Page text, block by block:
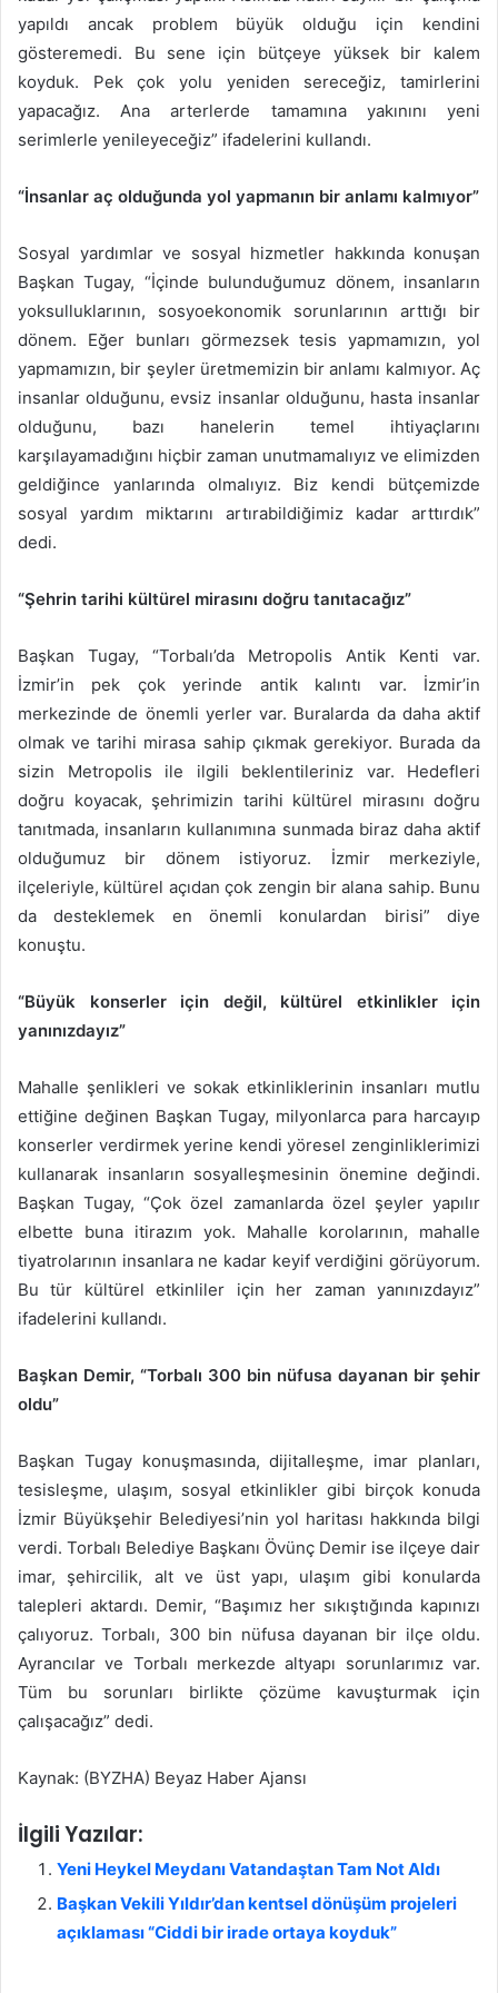
yapıldı ancak problem büyük olduğu için kendini
gösteremedi. Bu sene için bütçeye yüksek bir kalem
koyduk. Pek çok yolu yeniden sereceğiz, tamirlerini
yapacağız. Ana arterlerde tamamına yakınını yeni
serimlerle yenileyeceğiz” ifadelerini kullandı.
“İnsanlar aç olduğunda yol yapmanın bir anlamı kalmıyor”
Sosyal yardımlar ve sosyal hizmetler hakkında konuşan
Başkan Tugay, “İçinde bulunduğumuz dönem, insanların
yoksulluklarının, sosyoekonomik sorunlarının arttığı bir
dönem. Eğer bunları görmezsek tesis yapmamızın, yol
yapmamızın, bir şeyler üretmemizin bir anlamı kalmıyor. Aç
insanlar olduğunu, evsiz insanlar olduğunu, hasta insanlar
olduğunu, bazı hanelerin temel ihtiyaçlarını
karşılayamadığını hiçbir zaman unutmamalıyız ve elimizden
geldiğince yanlarında olmalıyız. Biz kendi bütçemizde
sosyal yardım miktarını artırabildiğimiz kadar arttırdık”
dedi.
“Şehrin tarihi kültürel mirasını doğru tanıtacağız”
Başkan Tugay, “Torbalı’da Metropolis Antik Kenti var.
İzmir’in pek çok yerinde antik kalıntı var. İzmir’in
merkezinde de önemli yerler var. Buralarda da daha aktif
olmak ve tarihi mirasa sahip çıkmak gerekiyor. Burada da
sizin Metropolis ile ilgili beklentileriniz var. Hedefleri
doğru koyacak, şehrimizin tarihi kültürel mirasını doğru
tanıtmada, insanların kullanımına sunmada biraz daha aktif
olduğumuz bir dönem istiyoruz. İzmir merkeziyle,
ilçeleriyle, kültürel açıdan çok zengin bir alana sahip. Bunu
da desteklemek en önemli konulardan birisi” diye
konuştu.
“Büyük konserler için değil, kültürel etkinlikler için
yanınızdayız”
Mahalle şenlikleri ve sokak etkinliklerinin insanları mutlu
ettiğine değinen Başkan Tugay, milyonlarca para harcayıp
konserler verdirmek yerine kendi yöresel zenginliklerimizi
kullanarak insanların sosyalleşmesinin önemine değindi.
Başkan Tugay, “Çok özel zamanlarda özel şeyler yapılır
elbette buna itirazım yok. Mahalle korolarının, mahalle
tiyatrolarının insanlara ne kadar keyif verdiğini görüyorum.
Bu tür kültürel etkinliler için her zaman yanınızdayız”
ifadelerini kullandı.
Başkan Demir, “Torbalı 300 bin nüfusa dayanan bir şehir
oldu”
Başkan Tugay konuşmasında, dijitalleşme, imar planları,
tesisleşme, ulaşım, sosyal etkinlikler gibi birçok konuda
İzmir Büyükşehir Belediyesi’nin yol haritası hakkında bilgi
verdi. Torbalı Belediye Başkanı Övünç Demir ise ilçeye dair
imar, şehircilik, alt ve üst yapı, ulaşım gibi konularda
talepleri aktardı. Demir, “Başımız her sıkıştığında kapınızı
çalıyoruz. Torbalı, 300 bin nüfusa dayanan bir ilçe oldu.
Ayrancılar ve Torbalı merkezde altyapı sorunlarımız var.
Tüm bu sorunları birlikte çözüme kavuşturmak için
çalışacağız” dedi.
Kaynak: (BYZHA) Beyaz Haber Ajansı
İlgili Yazılar:
Yeni Heykel Meydanı Vatandaştan Tam Not Aldı
Başkan Vekili Yıldır’dan kentsel dönüşüm projeleri
açıklaması “Ciddi bir irade ortaya koyduk”